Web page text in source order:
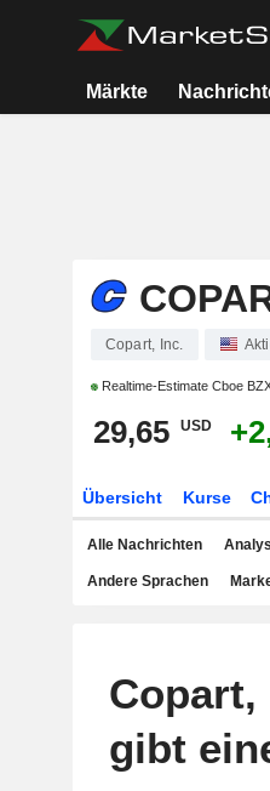
Märkte
Copart, Inc.
Realtime-Estimate Cboe
29,65 USD
Übersicht Kurse
Alle Nachrichten
Andere Sprachen
Copart,
gibt